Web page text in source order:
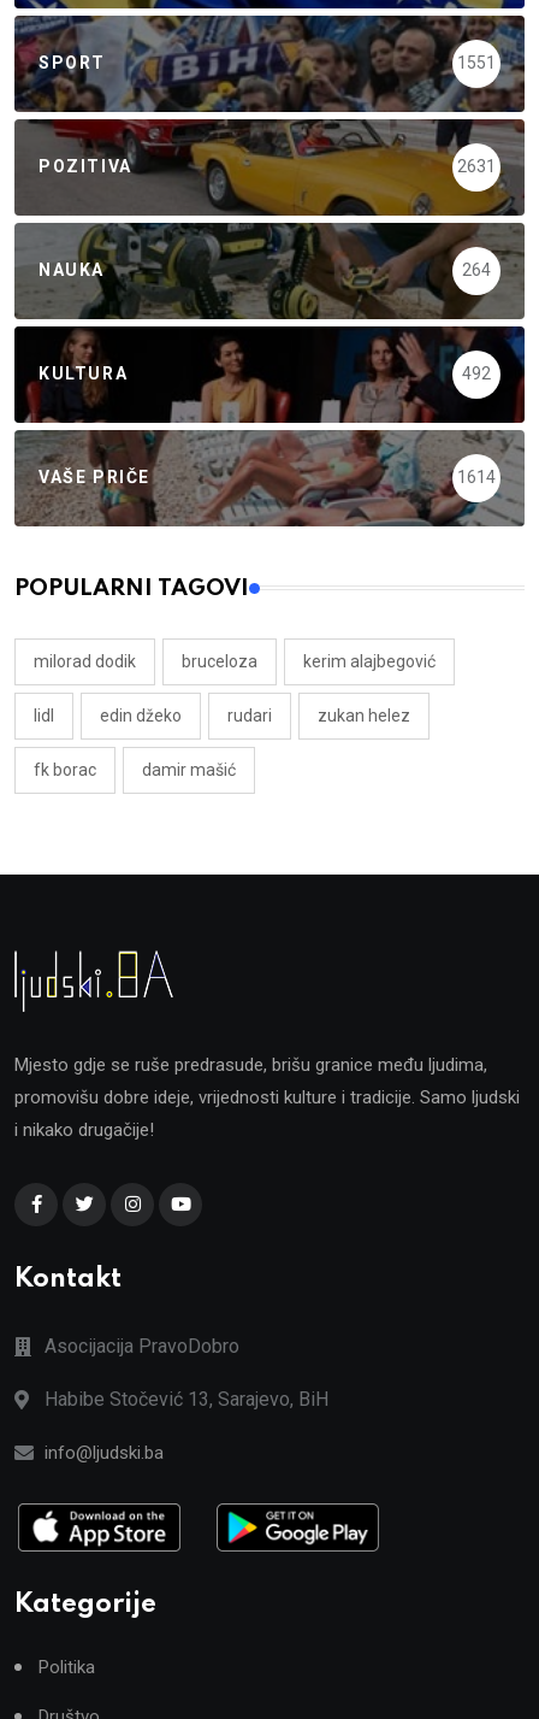
SPORT 1551
POZITIVA 2631
NAUKA 264
KULTURA 492
VAŠE PRIČE 1614
POPULARNI TAGOVI
milorad dodik bruceloza kerim alajbegović
lidl edin džeko rudari zukan helez
fk borac damir mašić
Mjesto gdje se ruše predrasude, brišu granice među ljudima,
promovišu dobre ideje, vrijednosti kulture i tradicije. Samo ljudski
i nikako drugačije!
Kontakt
Asocijacija PravoDobro
Habibe Stočević 13, Sarajevo, BiH
info@ljudski.ba
Kategorije
Politika